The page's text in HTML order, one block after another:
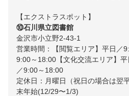
【エクストラスポット】
⑩石川県立図書館
金沢市小立野2-43-1
営業時間：【閲覧エリア】平日
9:00～18:00【文化交流エリア】
／9:00～18:00
定休日：月曜日（祝日の場合は翌
末年始(12/29〜1/3)